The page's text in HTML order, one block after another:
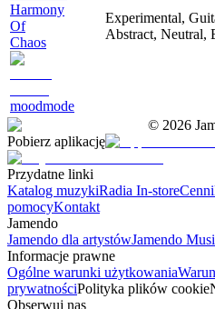
Harmony
Of
Chaos
moodmode
Experimental,
Abstract, Neutral,
© 2026
Pobierz aplikację
Przydatne linki
Katalog muzykiRadia In-store
pomocyKontakt
Jamendo
Jamendo dla artystówJamendo
Informacje prawne
Ogólne warunki użytkowania
prywatnościPolityka plików cookie
Obserwuj nas